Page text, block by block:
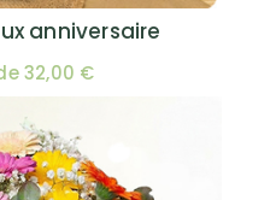
anniversaire
32,00 €